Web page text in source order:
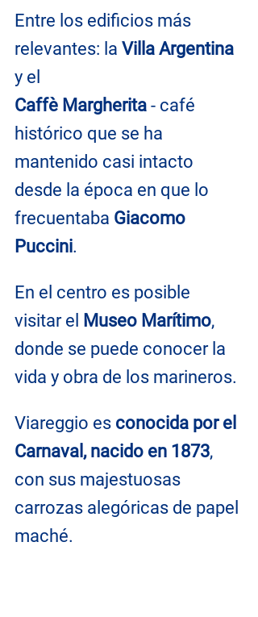
Entre los edificios más
relevantes: la Villa Argentina
y el
Caffè Margherita - café
histórico que se ha
mantenido casi intacto
desde la época en que lo
frecuentaba Giacomo
Puccini.
En el centro es posible
visitar el Museo Marítimo,
donde se puede conocer la
vida y obra de los marineros.
Viareggio es conocida por el
Carnaval, nacido en 1873,
con sus majestuosas
carrozas alegóricas de papel
maché.